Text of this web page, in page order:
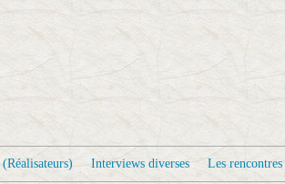
Interviews diverses Les rencontres